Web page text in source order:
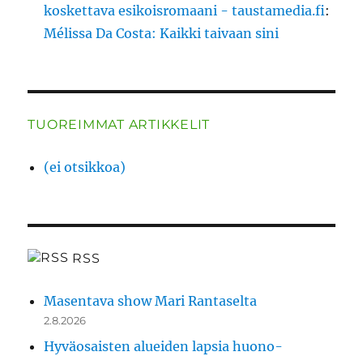
koskettava esikoisromaani - taustamedia.fi:
Mélissa Da Costa: Kaikki taivaan sini
TUOREIMMAT ARTIKKELIT
(ei otsikkoa)
RSS
Masentava show Mari Rantaselta
2.8.2026
Hyväosaisten alueiden lapsia huono-